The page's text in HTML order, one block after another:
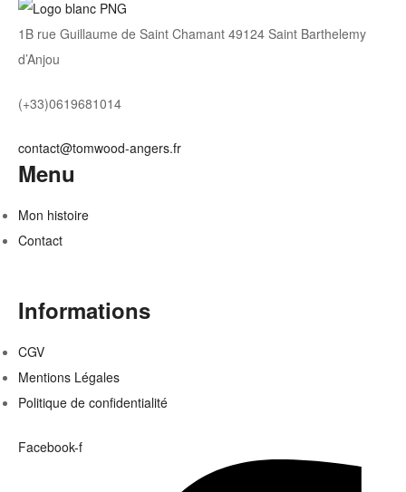
1B rue Guillaume de Saint Chamant 49124 Saint Barthelemy
d’Anjou
(+33)0619681014
contact@tomwood-angers.fr
Menu
Mon histoire
Contact
Informations
CGV
Mentions Légales
Politique de confidentialité
Facebook-f